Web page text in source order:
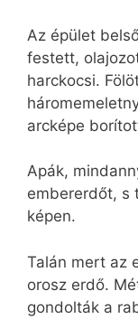
Az épület
festett,
harckocsi.
arcképe
Apák,
embererdőt, s
képen.
Talán mert az
orosz erdő.
gondolták a